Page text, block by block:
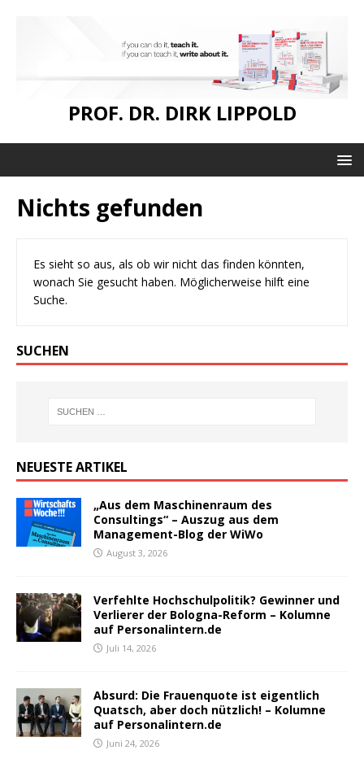
PROF. DR. DIRK LIPPOLD
Nichts gefunden
Es sieht so aus, als ob wir nicht das finden könnten,
wonach Sie gesucht haben. Möglicherweise hilft eine
Suche.
SUCHEN
NEUESTE ARTIKEL
„Aus dem Maschinenraum des
Consultings“ – Auszug aus dem
Management-Blog der WiWo
August 3, 2026
Verfehlte Hochschulpolitik? Gewinner und
Verlierer der Bologna-Reform – Kolumne
auf Personalintern.de
Juli 14, 2026
Absurd: Die Frauenquote ist eigentlich
Quatsch, aber doch nützlich! – Kolumne
auf Personalintern.de
Juni 24, 2026